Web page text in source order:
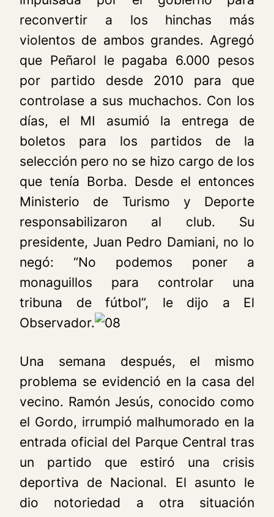
reconvertir a los hinchas más
violentos de ambos grandes. Agregó
que Peñarol le pagaba 6.000 pesos
por partido desde 2010 para que
controlase a sus muchachos. Con los
días, el MI asumió la entrega de
boletos para los partidos de la
selección pero no se hizo cargo de los
que tenía Borba. Desde el entonces
Ministerio de Turismo y Deporte
responsabilizaron al club. Su
presidente, Juan Pedro Damiani, no lo
negó: “No podemos poner a
monaguillos para controlar una
tribuna de fútbol”, le dijo a El
Observador.
Una semana después, el mismo
problema se evidenció en la casa del
vecino. Ramón Jesús, conocido como
el Gordo, irrumpió malhumorado en la
entrada oficial del Parque Central tras
un partido que estiró una crisis
deportiva de Nacional. El asunto le
dio notoriedad a otra situación